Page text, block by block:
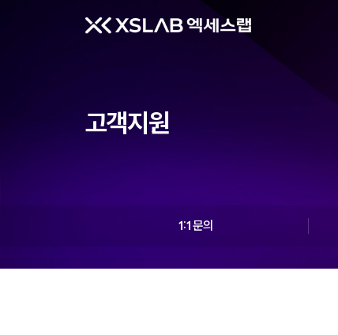
고객지원
1:1 문의